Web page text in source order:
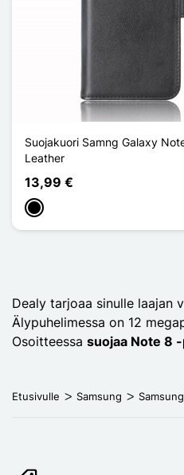
Suojakuori Samng Galaxy
Leather
13,99 €
Musta
Dealy tarjoaa sinulle laajan
Älypuhelimessa on 12
Osoitteessa suojaa Note 8
Etusivulle Samsung